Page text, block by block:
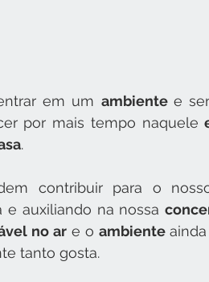
em um ambiente e
por mais tempo naquele
.
contribuir para o
e auxiliando na nossa
no ar e o ambiente
tanto gosta.